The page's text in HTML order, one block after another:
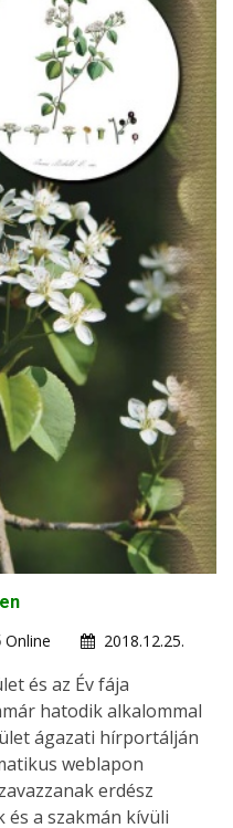
Online
2018.12.25.
és az Év fája
hatodik alkalommal
ágazati hírportálján
weblapon
erdész
a szakmán kívüli